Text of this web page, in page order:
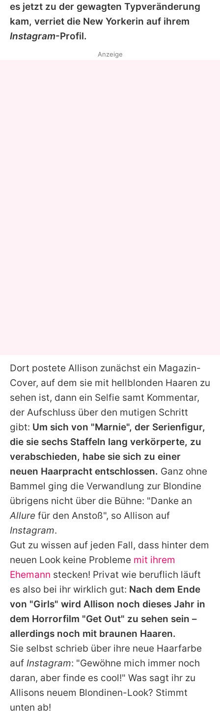
Utiq verwalten
es jetzt zu der gewagten Typveränderung
kam, verriet die New Yorkerin auf ihrem
Instagram-Profil.
Dort postete Allison zunächst ein Magazin-
Cover, auf dem sie mit hellblonden Haaren zu
sehen ist, dann ein Selfie samt Kommentar,
der Aufschluss über den mutigen Schritt
gibt: Um sich von "Marnie", der Serienfigur,
die sie sechs Staffeln lang verkörperte, zu
verabschieden, habe sie sich zu einer
neuen Haarpracht entschlossen. Ganz ohne
Bammel ging die Verwandlung zur Blondine
übrigens nicht über die Bühne: "Danke an
Allure für den Anstoß", so Allison auf
Instagram.
Gut zu wissen auf jeden Fall, dass hinter dem
neuen Look keine Probleme mit ihrem
Ehemann stecken! Privat wie beruflich läuft
es also bei ihr wirklich gut: Nach dem Ende
von "Girls" wird Allison noch dieses Jahr in
dem Horrorfilm "Get Out" zu sehen sein –
allerdings noch mit braunen Haaren.
Sie selbst schrieb über ihre neue Haarfarbe
auf Instagram: "Gewöhne mich immer noch
daran, aber finde es cool!" Was sagt ihr zu
Allisons neuem Blondinen-Look? Stimmt
unten ab!
Anzeige